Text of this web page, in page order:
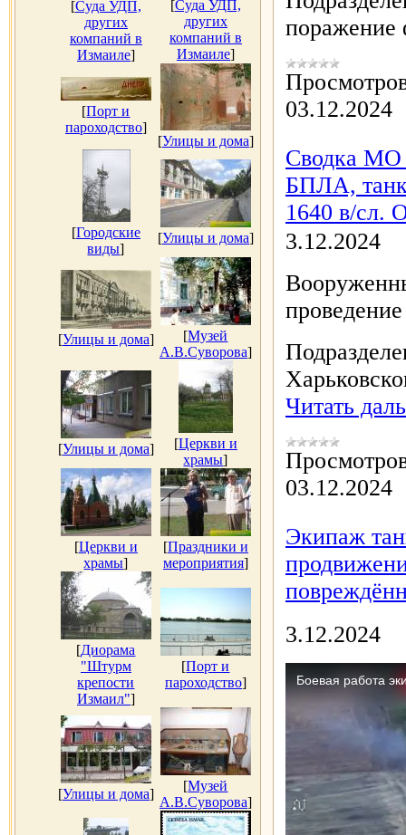
[Суда УДП,
других
компаний в
Измаиле]
[Суда УДП,
других
компаний в
Измаиле]
[Порт и
пароходство]
[Улицы и дома]
[Городские
виды]
[Улицы и дома]
[Улицы и дома] [Музей
А.В.Суворова]
[Улицы и дома] [Церкви и
храмы]
[Церкви и
храмы]
[Праздники и
мероприятия]
[Диорама
"Штурм
крепости
Измаил"]
[Порт и
пароходство]
[Улицы и дома]
[Музей
А.В.Суворова]
03.12.2024
Сводка МО
БПЛА,
1640 в/сл.
3.12.2024
Читать
03.12.2024
Экипаж
3.12.2024